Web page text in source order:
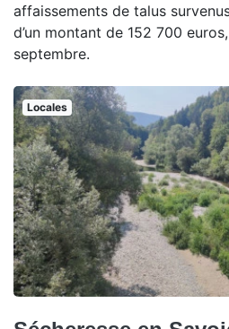
affaissements de talus
d’un montant de 152 700
septembre.
Locales